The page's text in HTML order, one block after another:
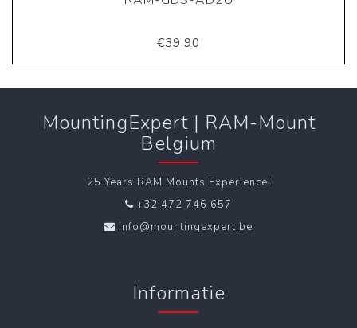
€39,90
MountingExpert | RAM-Mount
Belgium
25 Years RAM Mounts Experience!
+32 472 746 657
info@mountingexpert.be
Informatie